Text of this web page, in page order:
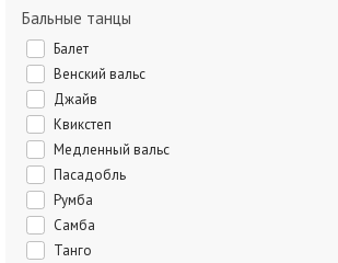
Бальные танцы
Балет
Венский вальс
Джайв
Квикстеп
Медленный вальс
Пасадобль
Румба
Самба
Танго